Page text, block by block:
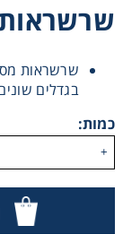
שרשראות
בגדלים
כמות:
+
רשתות